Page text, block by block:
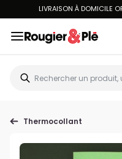
LIVRAISON À DOMICILE
Thermocollant